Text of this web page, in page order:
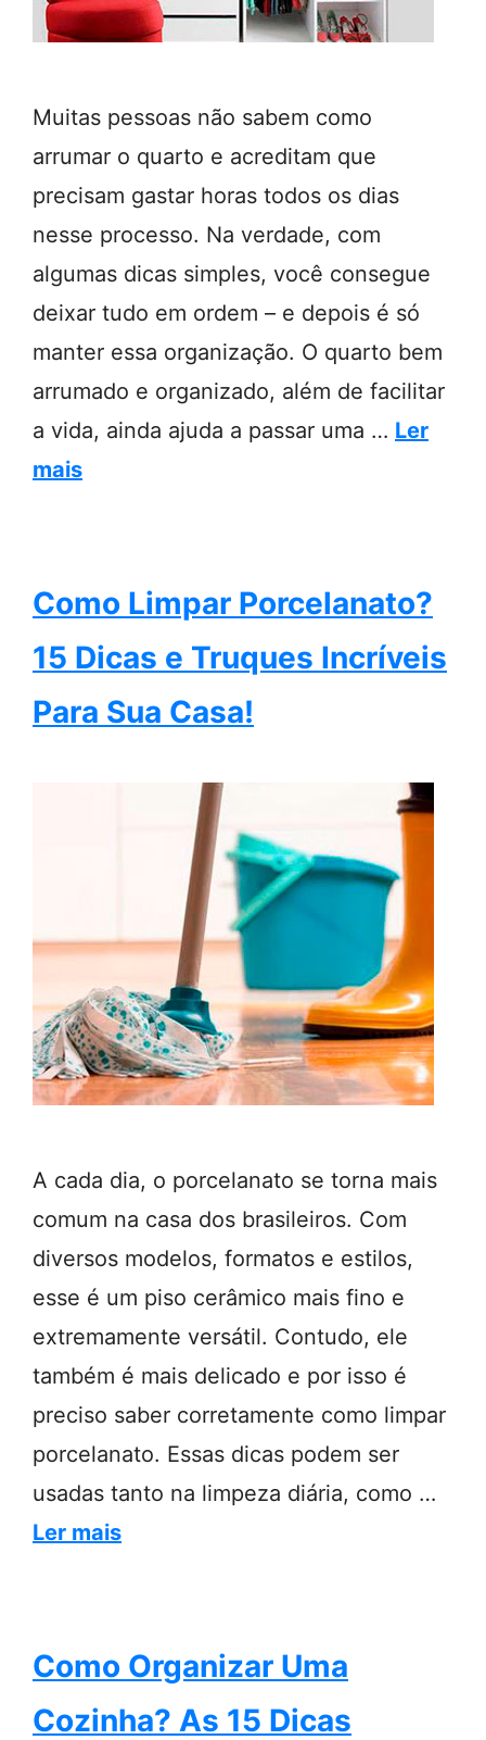
Muitas pessoas não sabem como
arrumar o quarto e acreditam que
precisam gastar horas todos os dias
nesse processo. Na verdade, com
algumas dicas simples, você consegue
deixar tudo em ordem – e depois é só
manter essa organização. O quarto bem
arrumado e organizado, além de facilitar
a vida, ainda ajuda a passar uma … Ler
mais
Como Limpar Porcelanato?
15 Dicas e Truques Incríveis
Para Sua Casa!
A cada dia, o porcelanato se torna mais
comum na casa dos brasileiros. Com
diversos modelos, formatos e estilos,
esse é um piso cerâmico mais fino e
extremamente versátil. Contudo, ele
também é mais delicado e por isso é
preciso saber corretamente como limpar
porcelanato. Essas dicas podem ser
usadas tanto na limpeza diária, como …
Ler mais
Como Organizar Uma
Cozinha? As 15 Dicas